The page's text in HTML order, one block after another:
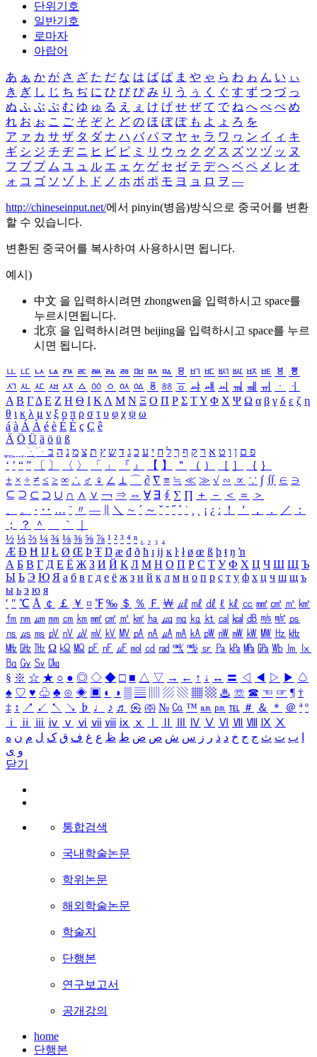
단위기호
일반기호
로마자
아랍어
あ ぁ か が さ ざ た だ な は ば ぱ ま や ゃ ら わ ゎ ん い ぃ
き ぎ し じ ち ぢ に ひ び ぴ み り う ぅ く ぐ す ず つ づ っ
ぬ ふ ぶ ぷ む ゆ ゅ る え ぇ け げ せ ぜ て で ね へ べ ぺ め
れ お ぉ こ ご そ ぞ と ど の ほ ぼ ぽ も よ ょ ろ を
ア ァ カ サ ザ タ ダ ナ ハ バ パ マ ヤ ャ ラ ワ ヮ ン イ ィ キ
ギ シ ジ チ ヂ ニ ヒ ビ ピ ミ リ ウ ゥ ク グ ス ズ ツ ヅ ッ ヌ
フ ブ プ ム ユ ュ ル エ ェ ケ ゲ セ ゼ テ デ ヘ ベ ペ メ レ オ
ォ コ ゴ ソ ゾ ト ド ノ ホ ボ ポ モ ヨ ョ ロ ヲ ―
http://chineseinput.net/에서 pinyin(병음)방식으로 중국어를 변환
할 수 있습니다.
변환된 중국어를 복사하여 사용하시면 됩니다.
예시)
中文 을 입력하시려면 zhongwen을 입력하시고 space를
누르시면됩니다.
北京 을 입력하시려면 beijing을 입력하시고 space를 누르
시면 됩니다.
ㅥ ㅦ ㅧ ㅨ ㅩ ㅪ ㅫ ㅬ ㅭ ㅮ ㅯ ㅰ ㅱ ㅲ ㅳ ㅴ ㅵ ㅶ ㅷ ㅸ
ㅹ
ㅺ ㅻ ㅼ ㅽ ㅾ ㅿ ㆀ ㆁ ㆂ ㆃ ㆄ ㆅ ㆆ ㆇ ㆈ ㆉ ㆊ ㆋ ㆌ ㆍ
ㆎ
Α Β ΓΔ Ε Ζ Η Θ Ι ΚΛ Μ Ν Ξ Ο Π Ρ Σ ΤΥ Φ Χ Ψ Ω α β γ δ ε ζ η
θ ι κ λ μ ν ξ ο π ρ σ τ υ φ χ ψ ω
á à Á À é è É È ç Ç ê
Ä Ö Ü ä ö ü ß
ִֶֹ ֻּ ׁׂ פ ם ן ו ט א ר ק ף ך ל ח י ע כ ג ד ש ץ ת צ מ נ ה ב
‘ ’ “ ” 〔 〕 〈 〉 「 」 『 』 【 】 ＂ （ ） ［ ］ ｛ ｝
± × ÷ ≠ ≤ ≥ ∞ ∴ ♂ ♀ ∠ ⊥ ⌒ ∂ ∇ ≡ ≒ ≪ ≫ √ ∽ ∝ ∵ ∫ ∬ ∈ ∋
⊆ ⊇ ⊂ ⊃ ∪ ∩ ∧ ∨ ￢ ⇒ ⇔ ∀ ∃ ∮ ∑ ∏ ＋ － ＜ ＝
＞
、
。 · ‥ … ¨ 〃 ― ＼ ∼ ´ ～ ˇ ˘ ˝ ˚ ˙ ¸ ¡ ¿ ː ！ ＇ ， ． ／
：
；
？ ＾ ｀
½ ⅓ ⅔ ¼ ¾ ⅛ ⅜ ⅝ ⅞ ¹ ² ³ ⁴ ⁿ ₁ ₂ ₃ ₄
Æ Ð Ħ Ĳ Ł Ø Œ Þ Ŧ Ŋ æ đ ð ħ ı ĳ ĸ ŀ ł ø œ ß þ ŧ ŋ ŉ
А Б В Г Д Е Ё Ж З И Й К Л М Н О П Р С Т У Ф Х Ц Ч Ш Щ Ъ
Ы Ь Э Ю Я а б в г д е ё ж з и й к л м н о п р с т у ф х ц ч ш щ ъ
ы ь э ю я
′ ″ ℃ Å ￠ ￡ ￥ ¤ ℉ ‰ ＄ ％ Ｆ ￦ ㎕ ㎖ ㎗ ℓ ㎘ ㏄ ㎣ ㎤ ㎥ ㎦
㎙ ㎚ ㎛ ㎜ ㎝ ㎞ ㎟ ㎠ ㎡ ㎢ ㏊ ㎍ ㎎ ㎏ ㏏ ㎈ ㎉ ㏈ ㎧ ㎨ ㎰
㎱ ㎲ ㎳ ㎴ ㎵ ㎶ ㎷ ㎸ ㎹ ㎀ ㎁ ㎂ ㎃ ㎄ ㎺ ㎻ ㎽ ㎾ ㎿ ㎐ ㎑
㎒ ㎓ ㎔ Ω ㏀ ㏁ ㎊ ㎋ ㎌ ㏖ ㏅ ㎭ ㎮ ㎯ ㏛ ㎩ ㎪ ㎫ ㎬ ㏝ ㏐
㏓
㏃ ㏉ ㏜ ㏆
§ ※ ☆ ★ ○ ● ◎ ◇ ◆ □ ■ △ ▽ → ← ↑ ↓ ↔ 〓 ◁ ◀ ▷ ▶ ♤
♠ ♡ ♥ ♧ ♣ ⊙ ◈ ▣ ◐ ◑ ▒ ▤ ▨ ▧ ▦ ▩ ♨ ☏ ☎ ☜ ☞ ¶ †
‡ ↕ ↗ ↙ ↖ ↘ ♭ ♩ ♪ ♬ ㉿ ㈜ № ㏇ ™ ㏂ ㏘ ℡ ＃ ＆ ＊ ＠ ª º
ⅰ
ⅱ ⅲ ⅳ ⅴ ⅵ ⅶ ⅷ ⅸ ⅹ Ⅳ Ⅴ Ⅵ Ⅶ Ⅷ Ⅸ Ⅹ
ب ت ث ج ح خ د ذ ر ز س ش ص ض ط ظ ع غ ف ق ک ل م ن ه
و ی
닫기
통합검색
국내학술논문
학위논문
해외학술논문
학술지
단행본
연구보고서
공개강의
home
단행본